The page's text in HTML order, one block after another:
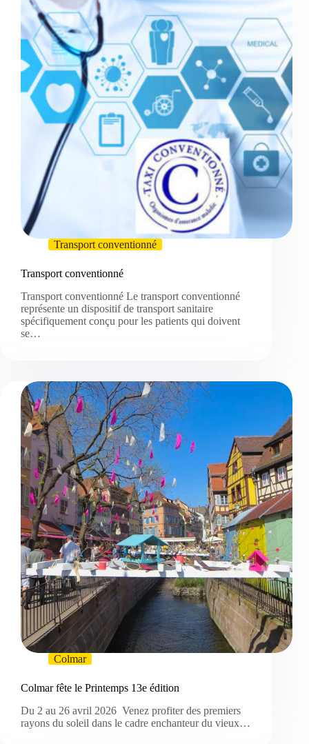
Transport conventionné
Transport conventionné
Transport conventionné Le transport conventionné
représente un dispositif de transport sanitaire
spécifiquement conçu pour les patients qui doivent
se…
Colmar
Colmar fête le Printemps 13e édition
Du 2 au 26 avril 2026 Venez profiter des premiers
rayons du soleil dans le cadre enchanteur du vieux…